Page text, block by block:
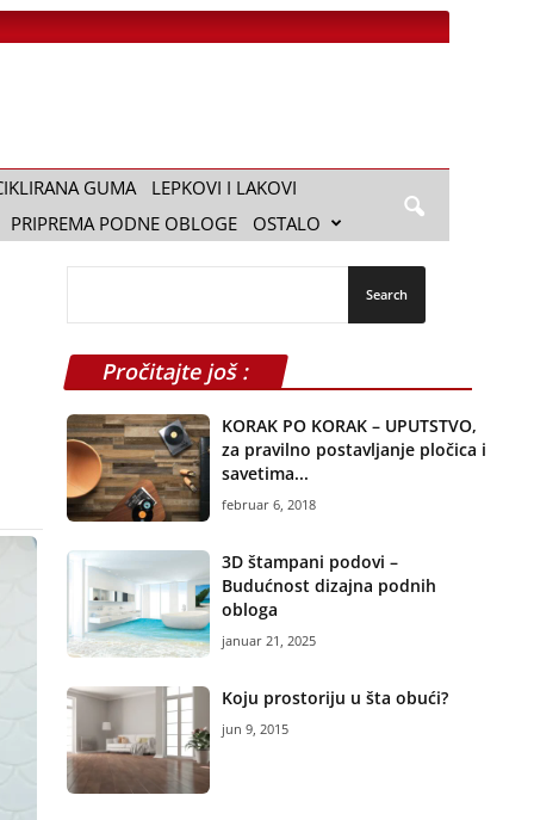
GUMA
LEPKOVI I LAKOVI
PRIPREMA PODNE OBLOGE OSTALO
Pročitajte još :
KORAK PO KORAK – UPUTSTVO,
za pravilno postavljanje pločica i
savetima...
februar 6, 2018
3D štampani podovi –
Budućnost dizajna podnih
obloga
januar 21, 2025
Koju prostoriju u šta obući?
jun 9, 2015